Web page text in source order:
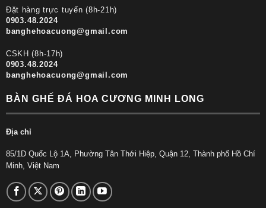
Đặt hàng trực tuyến (8h-21h)
0903.48.2024
banghehoacuong@gmail.com
CSKH (8h-17h)
0903.48.2024
banghehoacuong@gmail.com
BÀN GHẾ ĐÁ HOA CƯƠNG MINH LONG
Địa chỉ
85/1D Quốc Lộ 1A, Phường Tân Thới Hiệp, Quận 12, Thành phố Hồ Chí
Minh, Việt Nam